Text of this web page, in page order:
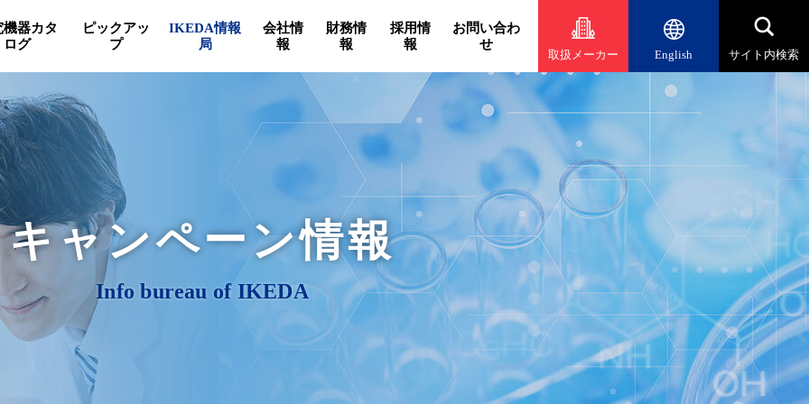
機器カタ
ログ
ピックアッ
プ
IKEDA情報
局
会社情
報
財務情
報
採用情
報
お問い合わ
せ
取扱メーカー English サイト内検索
キャンペーン情報